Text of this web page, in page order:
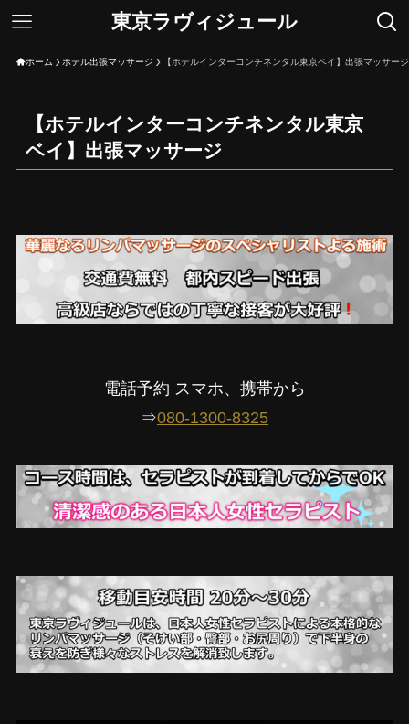
東京ラヴィジュール
ホーム ホテル出張マッサージ 【ホテルインターコンチネンタル東京ベイ】出張マッサージ
【ホテルインターコンチネンタル東京
ベイ】出張マッサージ
電話予約 スマホ、携帯から
⇒080-1300-8325